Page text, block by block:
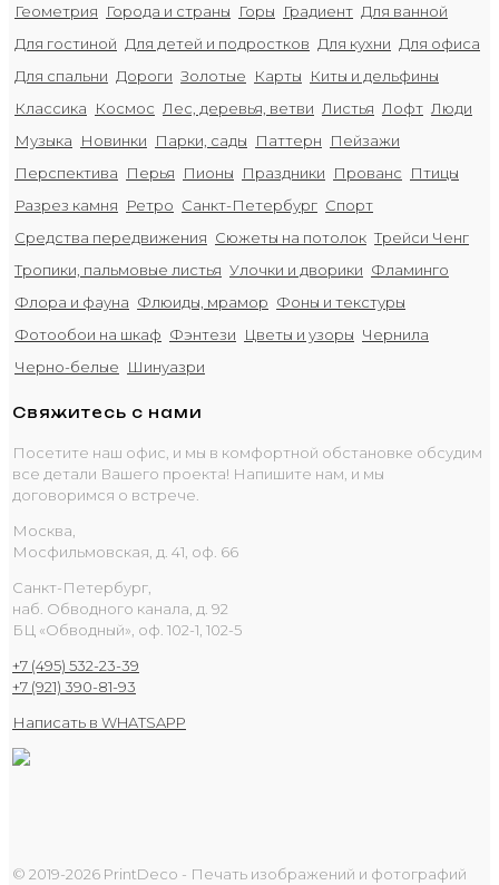
Геометрия
Города и страны Горы Градиент Для ванной
Для гостиной Для детей и подростков Для кухни Для офиса
Для спальни Дороги Золотые Карты
Киты и дельфины
Классика
Космос Лес, деревья, ветви Листья Лофт Люди
Музыка
Новинки Парки, сады Паттерн
Пейзажи
Перспектива
Перья Пионы Праздники Прованс
Птицы
Разрез камня
Ретро Санкт-Петербург Спорт
Средства передвижения Сюжеты на потолок Трейси Ченг
Тропики, пальмовые листья Улочки и дворики Фламинго
Флора и фауна Флюиды, мрамор Фоны и текстуры
Фотообои на шкаф Фэнтези Цветы и узоры Чернила
Черно-белые
Шинуазри
Свяжитесь с нами
Посетите наш офис, и мы в комфортной обстановке обсудим
все детали Вашего проекта! Напишите нам, и мы
договоримся о встрече.
Москва,
Мосфильмовская, д. 41, оф. 66
Санкт-Петербург,
наб. Обводного канала, д. 92
БЦ «Обводный», оф. 102-1, 102-5
+7 (495) 532-23-39
+7 (921) 390-81-93
Написать в WHATSAPP
© 2019-2026 PrintDeco - Печать изображений и фотографий